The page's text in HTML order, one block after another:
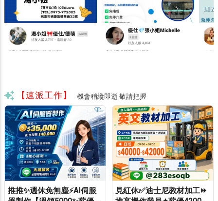
【速派工作】 機會稍縱即逝 敬請把握
推推✨週休免無塵⚡AI伺服
見紅休✅迪士尼教材加工⏩